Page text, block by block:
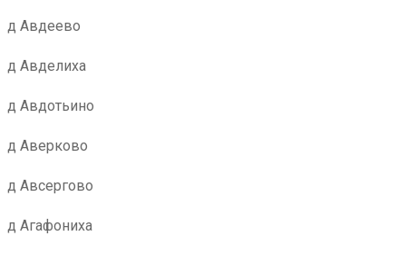
д Авдеево
д Авделиха
д Авдотьино
д Аверково
д Авсергово
д Агафониха